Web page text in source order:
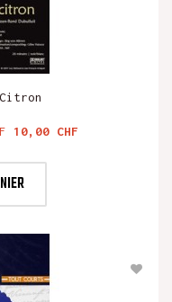
Prix
10,00 CHF